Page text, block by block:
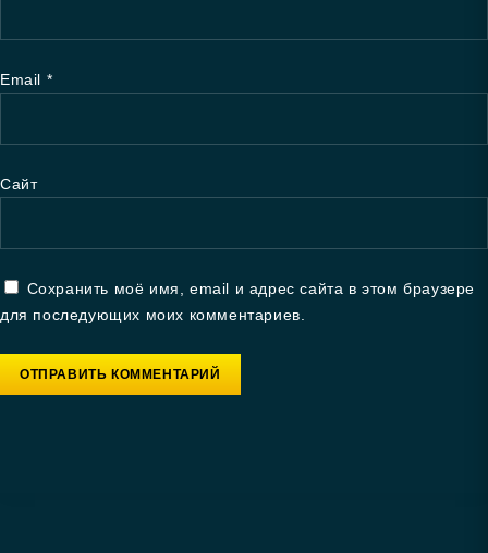
Email *
Сайт
Сохранить моё имя, email и адрес сайта в этом браузере
для последующих моих комментариев.